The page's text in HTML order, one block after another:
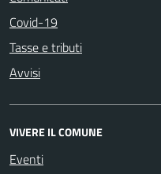
Covid-19
Tasse e tributi
Avvisi
VIVERE IL COMUNE
Eventi